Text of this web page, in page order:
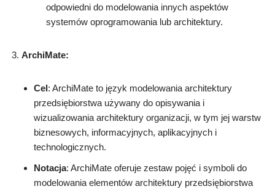
odpowiedni do modelowania innych aspektów
systemów oprogramowania lub architektury.
ArchiMate:
Cel: ArchiMate to język modelowania architektury
przedsiębiorstwa używany do opisywania i
wizualizowania architektury organizacji, w tym jej warstw
biznesowych, informacyjnych, aplikacyjnych i
technologicznych.
Notacja: ArchiMate oferuje zestaw pojęć i symboli do
modelowania elementów architektury przedsiębiorstwa